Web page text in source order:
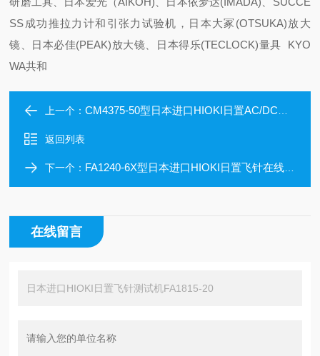
SS成功推拉力计和引张力试验机，日本大冢(OTSUKA)放大
镜、日本必佳(PEAK)放大镜、日本得乐(TECLOCK)量具 KYO
WA共和
上一个：CM4375-50型日本进口HIOKI日置AC/DC钳形表CM4375-50
返回列表
下一个： FA1240-6X型日本进口HIOKI日置飞针在线测试机FA1240-6X
在线留言